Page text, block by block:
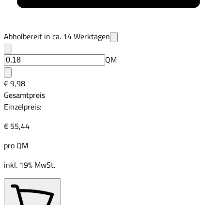
Abholbereit in ca. 14Werktagen
QM
€ 9,98
Gesamtpreis
Einzelpreis:
€ 55,44
pro QM
inkl. 19% MwSt.